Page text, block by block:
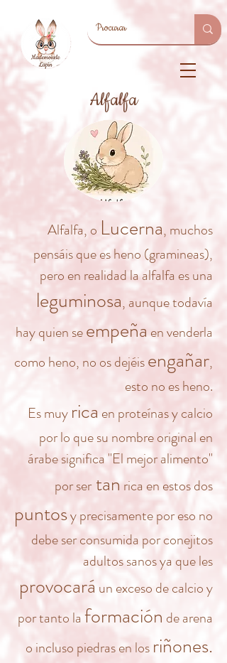
Alfalfa
Alfalfa, o Lucerna, muchos
pensáis que es heno (gramineas),
pero en realidad la alfalfa es una
leguminosa, aunque todavía
hay quien seempeña en venderla
como heno, no os dejéisengañar,
esto no es heno.
Es muy rica en proteínas y calcio
por lo que su nombre original en
árabe significa "El mejor alimento"
por sertanrica en estos dos
puntosy precisamente por eso no
debe ser consumida por conejitos
adultos sanos ya que les
provocará un exceso de calcio y
por tanto laformación de arena
o incluso piedras en los riñones.